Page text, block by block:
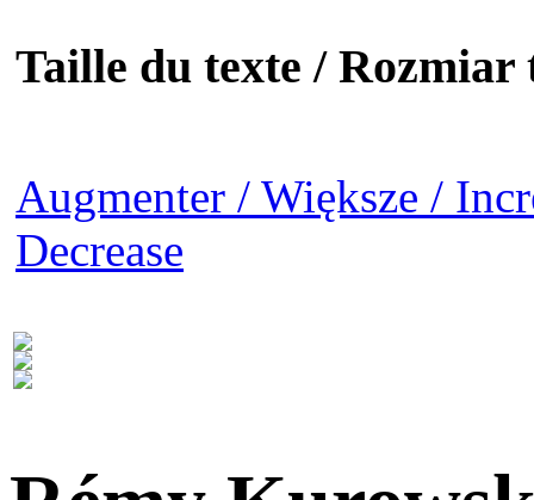
Taille du texte / Rozmiar
Augmenter / Większe /
Decrease